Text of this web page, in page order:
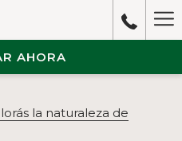
AHORA
la naturaleza de